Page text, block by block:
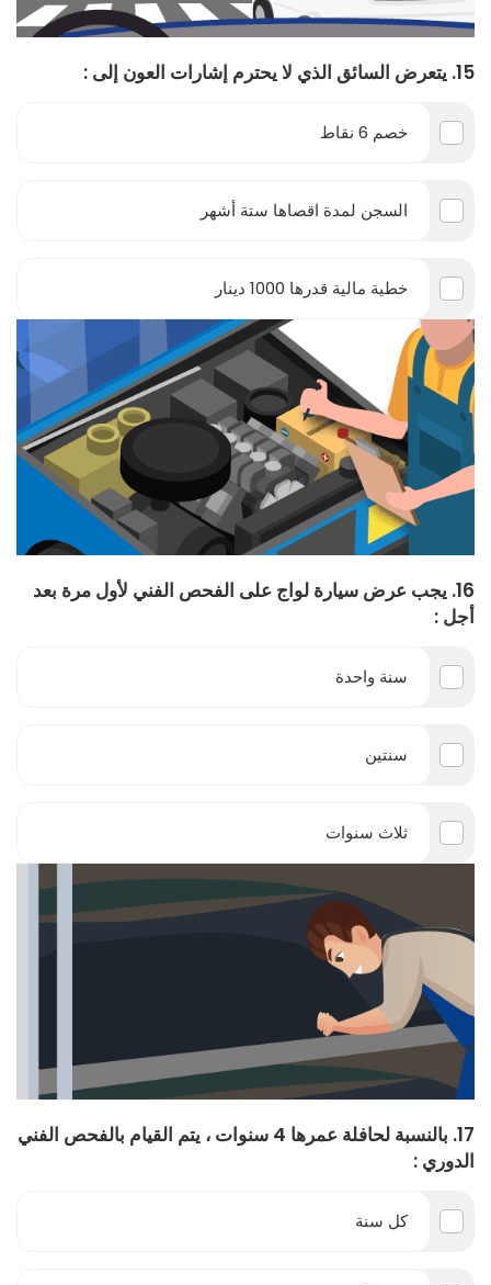
15. يتعرض السائق الذي لا يحترم إشارات العون إلى :
خصم 6 نقاط
السجن لمدة اقصاها ستة أشهر
خطية مالية قدرها 1000 دينار
16. يجب عرض سيارة لواج على الفحص الفني لأول مرة بعد
أجل :
سنة واحدة
سنتين
ثلاث سنوات
17. بالنسبة لحافلة عمرها 4 سنوات ، يتم القيام بالفحص الفني
الدوري :
كل سنة